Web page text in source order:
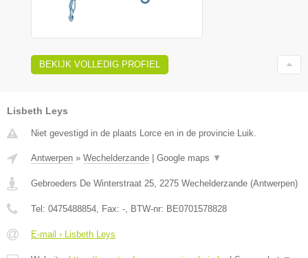
BEKIJK VOLLEDIG PROFIEL
Lisbeth Leys
Niet gevestigd in de plaats Lorce en in de provincie Luik.
Antwerpen » Wechelderzande Google maps ▼
Gebroeders De Winterstraat 25, 2275 Wechelderzande (Antwerpen)
Tel: 0475488854, Fax: -, BTW-nr: BE0701578828
E-mail › Lisbeth Leys